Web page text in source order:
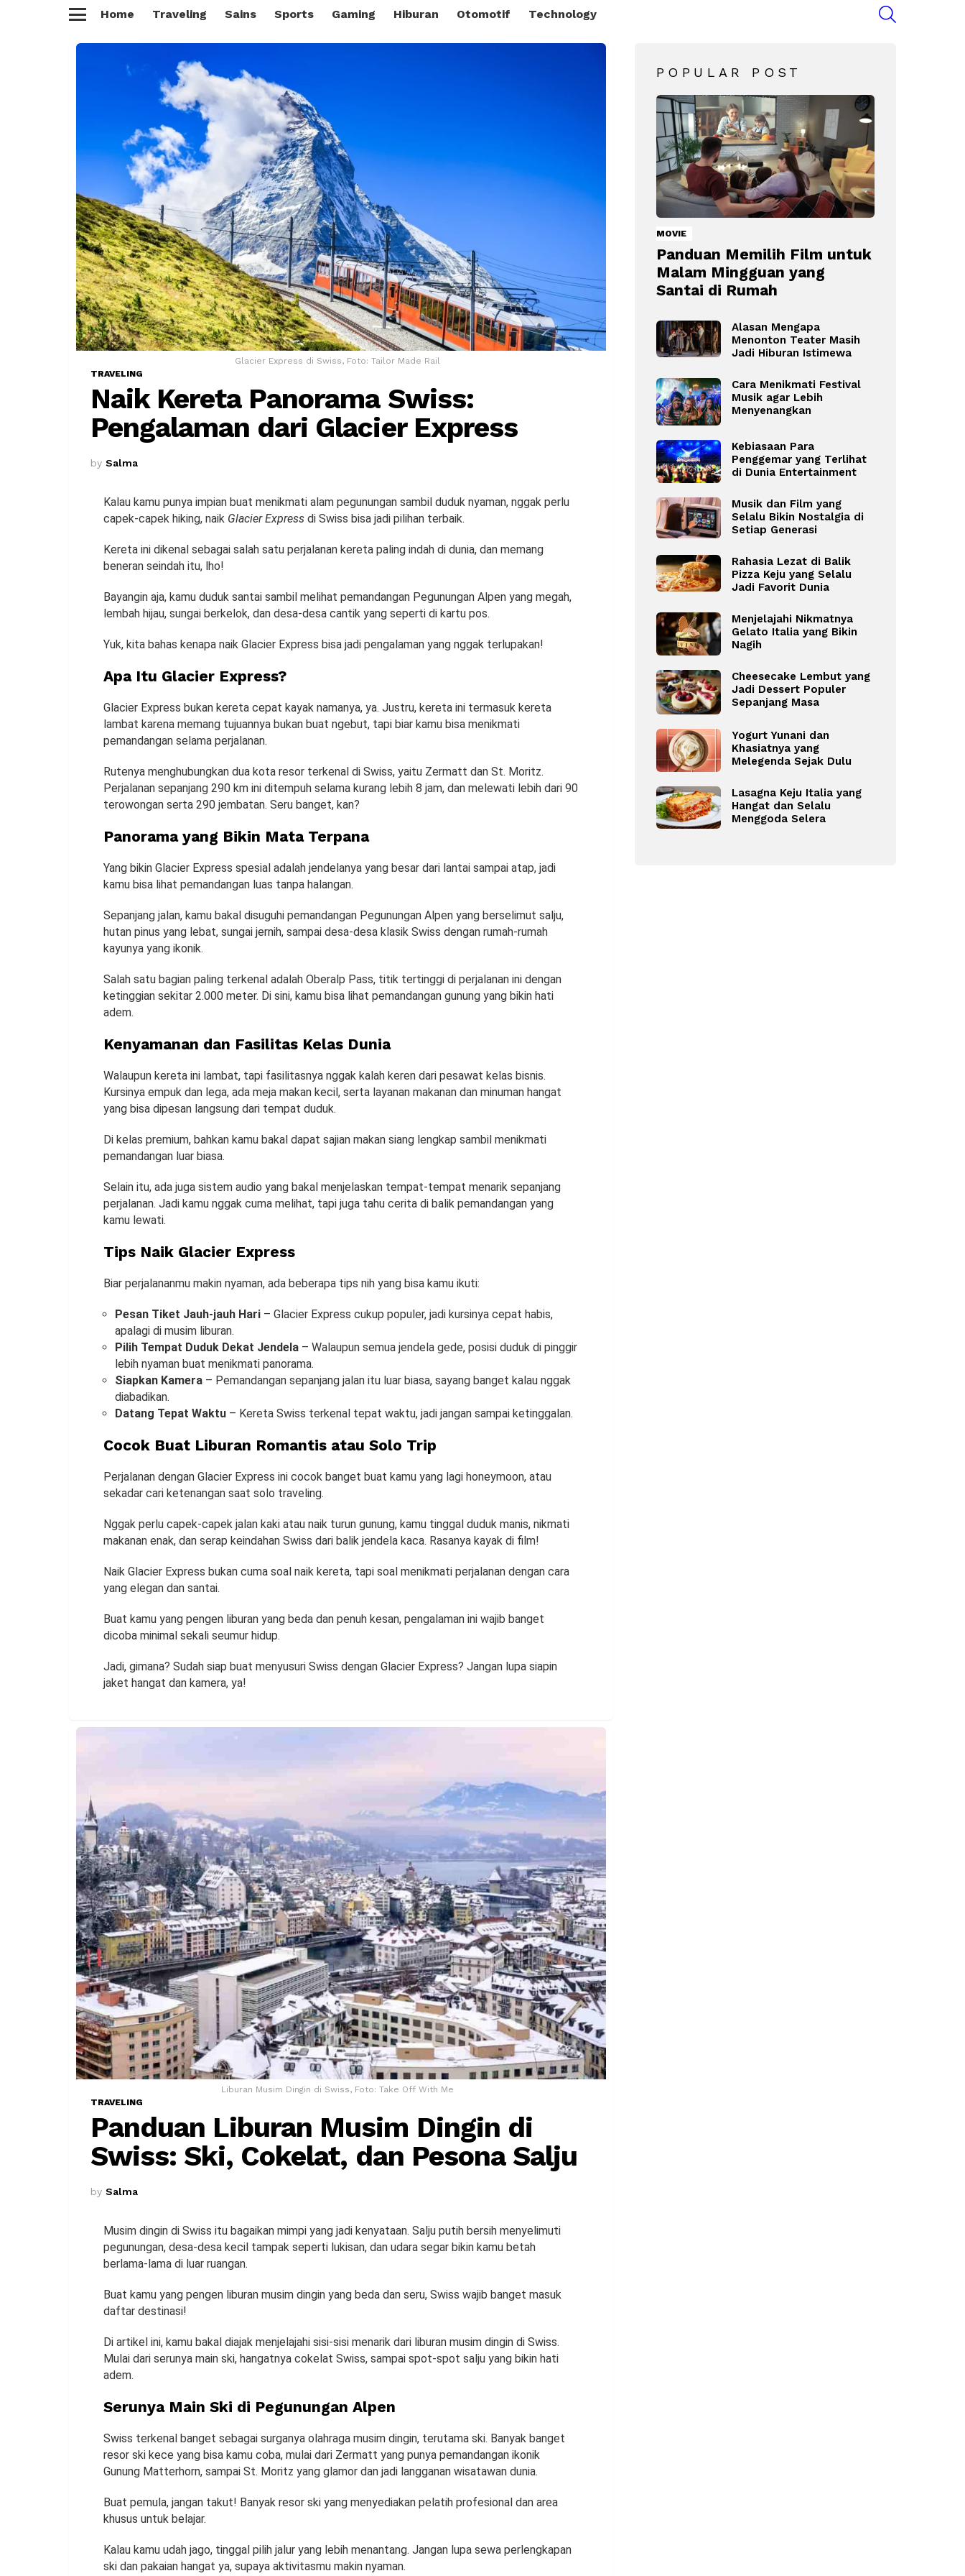
Home Traveling Sains Sports Gaming Hiburan Otomotif Technology
Glacier Express di Swiss, Foto: Tailor Made Rail
TRAVELING
Naik Kereta Panorama Swiss:
Pengalaman dari Glacier Express
by Salma
Kalau kamu punya impian buat menikmati alam pegunungan sambil duduk nyaman, nggak perlu
capek-capek hiking, naik Glacier Express di Swiss bisa jadi pilihan terbaik.
Kereta ini dikenal sebagai salah satu perjalanan kereta paling indah di dunia, dan memang
beneran seindah itu, lho!
Bayangin aja, kamu duduk santai sambil melihat pemandangan Pegunungan Alpen yang megah,
lembah hijau, sungai berkelok, dan desa-desa cantik yang seperti di kartu pos.
Yuk, kita bahas kenapa naik Glacier Express bisa jadi pengalaman yang nggak terlupakan!
Apa Itu Glacier Express?
Glacier Express bukan kereta cepat kayak namanya, ya. Justru, kereta ini termasuk kereta
lambat karena memang tujuannya bukan buat ngebut, tapi biar kamu bisa menikmati
pemandangan selama perjalanan.
Rutenya menghubungkan dua kota resor terkenal di Swiss, yaitu Zermatt dan St. Moritz.
Perjalanan sepanjang 290 km ini ditempuh selama kurang lebih 8 jam, dan melewati lebih dari 90
terowongan serta 290 jembatan. Seru banget, kan?
Panorama yang Bikin Mata Terpana
Yang bikin Glacier Express spesial adalah jendelanya yang besar dari lantai sampai atap, jadi
kamu bisa lihat pemandangan luas tanpa halangan.
Sepanjang jalan, kamu bakal disuguhi pemandangan Pegunungan Alpen yang berselimut salju,
hutan pinus yang lebat, sungai jernih, sampai desa-desa klasik Swiss dengan rumah-rumah
kayunya yang ikonik.
Salah satu bagian paling terkenal adalah Oberalp Pass, titik tertinggi di perjalanan ini dengan
ketinggian sekitar 2.000 meter. Di sini, kamu bisa lihat pemandangan gunung yang bikin hati
adem.
Kenyamanan dan Fasilitas Kelas Dunia
Walaupun kereta ini lambat, tapi fasilitasnya nggak kalah keren dari pesawat kelas bisnis.
Kursinya empuk dan lega, ada meja makan kecil, serta layanan makanan dan minuman hangat
yang bisa dipesan langsung dari tempat duduk.
Di kelas premium, bahkan kamu bakal dapat sajian makan siang lengkap sambil menikmati
pemandangan luar biasa.
Selain itu, ada juga sistem audio yang bakal menjelaskan tempat-tempat menarik sepanjang
perjalanan. Jadi kamu nggak cuma melihat, tapi juga tahu cerita di balik pemandangan yang
kamu lewati.
Tips Naik Glacier Express
Biar perjalananmu makin nyaman, ada beberapa tips nih yang bisa kamu ikuti:
Pesan Tiket Jauh-jauh Hari – Glacier Express cukup populer, jadi kursinya cepat habis,
apalagi di musim liburan.
Pilih Tempat Duduk Dekat Jendela – Walaupun semua jendela gede, posisi duduk di pinggir
lebih nyaman buat menikmati panorama.
Siapkan Kamera – Pemandangan sepanjang jalan itu luar biasa, sayang banget kalau nggak
diabadikan.
Datang Tepat Waktu – Kereta Swiss terkenal tepat waktu, jadi jangan sampai ketinggalan.
Cocok Buat Liburan Romantis atau Solo Trip
Perjalanan dengan Glacier Express ini cocok banget buat kamu yang lagi honeymoon, atau
sekadar cari ketenangan saat solo traveling.
Nggak perlu capek-capek jalan kaki atau naik turun gunung, kamu tinggal duduk manis, nikmati
makanan enak, dan serap keindahan Swiss dari balik jendela kaca. Rasanya kayak di film!
Naik Glacier Express bukan cuma soal naik kereta, tapi soal menikmati perjalanan dengan cara
yang elegan dan santai.
Buat kamu yang pengen liburan yang beda dan penuh kesan, pengalaman ini wajib banget
dicoba minimal sekali seumur hidup.
Jadi, gimana? Sudah siap buat menyusuri Swiss dengan Glacier Express? Jangan lupa siapin
jaket hangat dan kamera, ya!
Liburan Musim Dingin di Swiss, Foto: Take Off With Me
TRAVELING
Panduan Liburan Musim Dingin di
Swiss: Ski, Cokelat, dan Pesona Salju
by Salma
Musim dingin di Swiss itu bagaikan mimpi yang jadi kenyataan. Salju putih bersih menyelimuti
pegunungan, desa-desa kecil tampak seperti lukisan, dan udara segar bikin kamu betah
berlama-lama di luar ruangan.
Buat kamu yang pengen liburan musim dingin yang beda dan seru, Swiss wajib banget masuk
daftar destinasi!
Di artikel ini, kamu bakal diajak menjelajahi sisi-sisi menarik dari liburan musim dingin di Swiss.
Mulai dari serunya main ski, hangatnya cokelat Swiss, sampai spot-spot salju yang bikin hati
adem.
Serunya Main Ski di Pegunungan Alpen
Swiss terkenal banget sebagai surganya olahraga musim dingin, terutama ski. Banyak banget
resor ski kece yang bisa kamu coba, mulai dari Zermatt yang punya pemandangan ikonik
Gunung Matterhorn, sampai St. Moritz yang glamor dan jadi langganan wisatawan dunia.
Buat pemula, jangan takut! Banyak resor ski yang menyediakan pelatih profesional dan area
khusus untuk belajar.
Kalau kamu udah jago, tinggal pilih jalur yang lebih menantang. Jangan lupa sewa perlengkapan
ski dan pakaian hangat ya, supaya aktivitasmu makin nyaman.
POPULAR POST
MOVIE
Panduan Memilih Film untuk
Malam Mingguan yang
Santai di Rumah
Alasan Mengapa
Menonton Teater Masih
Jadi Hiburan Istimewa
Cara Menikmati Festival
Musik agar Lebih
Menyenangkan
Kebiasaan Para
Penggemar yang Terlihat
di Dunia Entertainment
Musik dan Film yang
Selalu Bikin Nostalgia di
Setiap Generasi
Rahasia Lezat di Balik
Pizza Keju yang Selalu
Jadi Favorit Dunia
Menjelajahi Nikmatnya
Gelato Italia yang Bikin
Nagih
Cheesecake Lembut yang
Jadi Dessert Populer
Sepanjang Masa
Yogurt Yunani dan
Khasiatnya yang
Melegenda Sejak Dulu
Lasagna Keju Italia yang
Hangat dan Selalu
Menggoda Selera